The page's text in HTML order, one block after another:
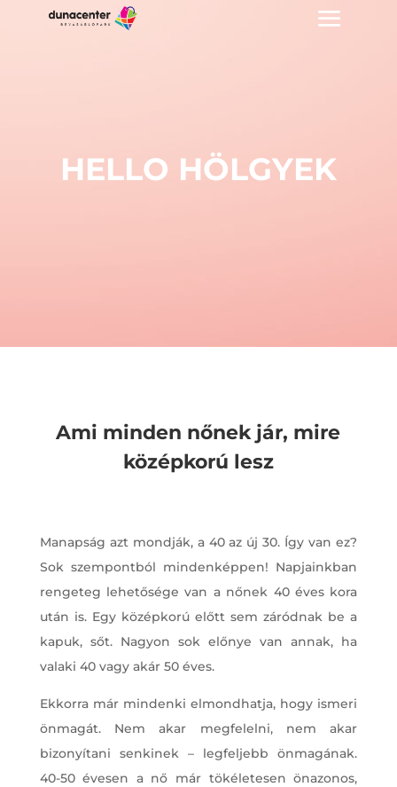
HELLO HÖLGYEK
Ami minden nőnek jár, mire
középkorú lesz
Manapság azt mondják, a 40 az új 30. Így van ez?
Sok szempontból mindenképpen! Napjainkban
rengeteg lehetősége van a nőnek 40 éves kora
után is. Egy középkorú előtt sem záródnak be a
kapuk, sőt. Nagyon sok előnye van annak, ha
valaki 40 vagy akár 50 éves.
Ekkorra már mindenki elmondhatja, hogy ismeri
önmagát. Nem akar megfelelni, nem akar
bizonyítani senkinek – legfeljebb önmagának.
40-50 évesen a nő már tökéletesen önazonos,